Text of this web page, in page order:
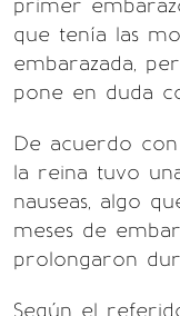
primer
que tenía las
embarazada,
pone en duda
De acuerdo
la reina tuvo
nauseas, algo
meses de
prolongaron
Según el